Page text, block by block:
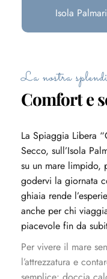
Isola
La nostra
Comfort e
La Spiaggia Libera
Secco, sull’Isola
su un mare limpido,
godervi la giornata
ghiaia rende
anche per chi
piacevole fin da
Per vivere il mare
l’attrezzatura e